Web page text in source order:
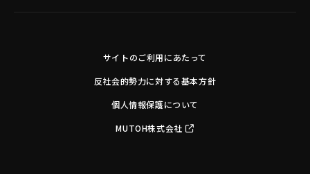
サイトのご利用にあたって
反社会的勢力に対する基本方針
個人情報保護について
MUTOH株式会社